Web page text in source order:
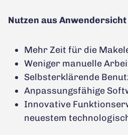
Nutzen aus Anwendersicht
Mehr Zeit für die
Weniger manuelle
Selbsterklärende
Anpassungsfähige
Innovative
neuestem